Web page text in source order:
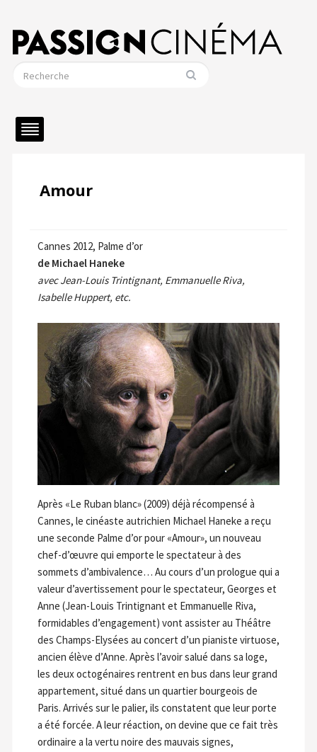
Amour
Cannes 2012, Palme d’or
de Michael Haneke
avec Jean-Louis Trintignant, Emmanuelle Riva,
Isabelle Huppert, etc.
Après «Le Ruban blanc» (2009) déjà récompensé à
Cannes, le cinéaste autrichien Michael Haneke a reçu
une seconde Palme d’or pour «Amour», un nouveau
chef-d’œuvre qui emporte le spectateur à des
sommets d’ambivalence… Au cours d’un prologue qui a
valeur d’avertissement pour le spectateur, Georges et
Anne (Jean-Louis Trintignant et Emmanuelle Riva,
formidables d’engagement) vont assister au Théâtre
des Champs-Elysées au concert d’un pianiste virtuose,
ancien élève d’Anne. Après l’avoir salué dans sa loge,
les deux octogénaires rentrent en bus dans leur grand
appartement, situé dans un quartier bourgeois de
Paris. Arrivés sur le palier, ils constatent que leur porte
a été forcée. A leur réaction, on devine que ce fait très
ordinaire a la vertu noire des mauvais signes,